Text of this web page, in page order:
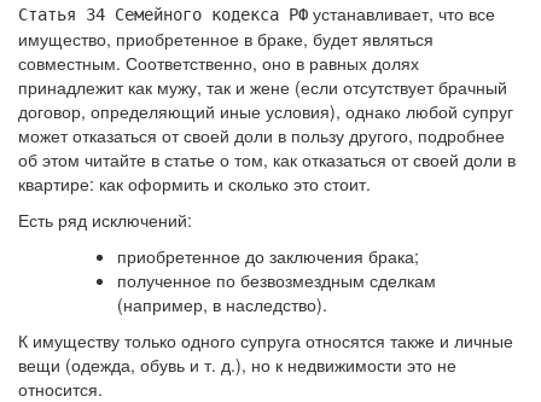
Статья 34 Семейного кодекса РФ устанавливает, что все
имущество, приобретенное в браке, будет являться
совместным. Соответственно, оно в равных долях
принадлежит как мужу, так и жене (если отсутствует брачный
договор, определяющий иные условия), однако любой супруг
может отказаться от своей доли в пользу другого, подробнее
об этом читайте в статье о том, как отказаться от своей доли в
квартире: как оформить и сколько это стоит.
Есть ряд исключений:
приобретенное до заключения брака;
полученное по безвозмездным сделкам
(например, в наследство).
К имуществу только одного супруга относятся также и личные
вещи (одежда, обувь и т. д.), но к недвижимости это не
относится.